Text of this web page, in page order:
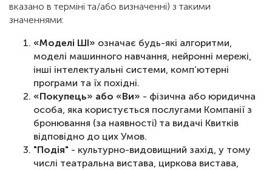
вказано в терміні та/або визначенні) з такими
значеннями:
«Моделі ШІ» означає будь-які алгоритми,
моделі машинного навчання, нейронні мережі,
інші інтелектуальні системи, комп’ютерні
програми та їх похідні.
«Покупець» або «Ви» - фізична або юридична
особа, яка користується послугами Компанії з
бронювання (за наявності) та видачі Квитків
відповідно до цих Умов.
"Подія" - культурно-видовищний захід, у тому
числі театральна вистава, циркова вистава,